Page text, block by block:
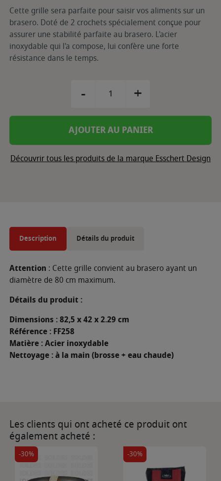
Cette grille sera parfaite pour saisir vos aliments sur un
brasero. Doté de 2 crochets spécialement conçue pour
assurer une stabilité parfaite au brasero. L'acier
inoxydable qui l'a compose, lui confère une forte
résistance dans le temps.
- +
AJOUTER AU PANIER
Découvrir tous les produits de la marque Esschert Design
Description Détails du produit
Attention : Cette grille convient au brasero ayant un
diamètre de 80 cm maximum.
Détails du produit :
Dimensions : 82,5 x 42 x 2.29 cm
Référence : FF258
Matière : Acier inoxydable
Nettoyage : à la main (brosse + eau chaude)
Les clients qui ont acheté ce produit ont
également acheté :
-30% -30%